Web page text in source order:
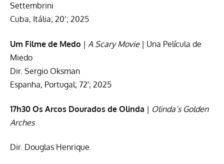
Settembrini
Cuba, Itália; 20’; 2025
Um Filme de Medo | A Scary Movie | Una Película de
Miedo
Dir. Sergio Oksman
Espanha, Portugal; 72′; 2025
17h30 Os Arcos Dourados de Olinda | Olinda’s Golden
Arches
Dir. Douglas Henrique